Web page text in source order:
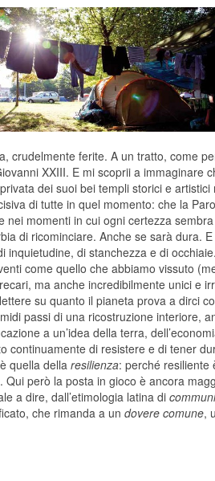
crudelmente ferite. A un tratto, come
XXIII. E mi scoprii a immaginare
dei suoi bei templi storici e
di tutte in quel momento: che la
nei momenti in cui ogni certezza
di ricominciare. Anche se sarà dura.
inquietudine, di stanchezza e di occhiaie.
come quello che abbiamo vissuto
ma anche incredibilmente unici e
su quanto il pianeta prova a dirci
passi di una ricostruzione interiore,
a un’idea della terra,
continuamente di resistere e di tener
quella della resilienza: perché resiliente
Qui però la posta in gioco è ancora
a dire, dall’etimologia latina di
che rimanda a un dovere comune,